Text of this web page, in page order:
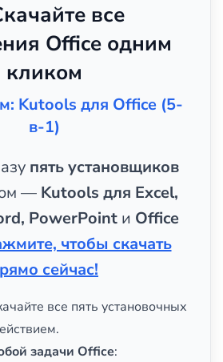
все
Office одним
кликом
Kutools для Office (5-
в-1)
пять установщиков
— Kutools для Excel,
PowerPoint и Office
чтобы скачать
сейчас!
все пять установочных
задачи Office: